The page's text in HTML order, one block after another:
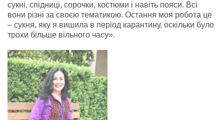
сукні, спідниці, сорочки, костюми і навіть пояси. Всі
вони різні за своєю тематикою. Остання моя робота це
– сукня, яку я вишила в період карантину, оскільки було
трохи більше вільного часу».